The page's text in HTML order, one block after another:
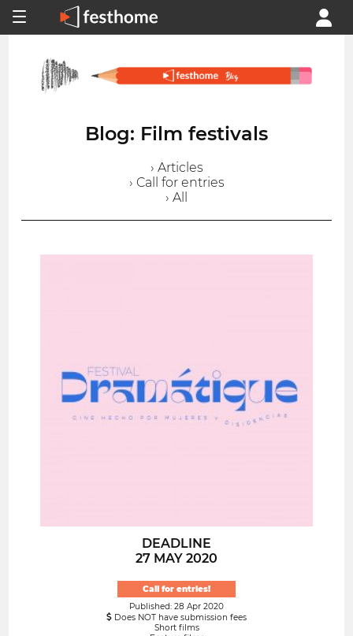
Blog: Film festivals
› Articles
› Call for entries
› All
DEADLINE
27 MAY 2020
Call for entries!
Published: 28 Apr 2020
Does NOT have submission fees
Short films